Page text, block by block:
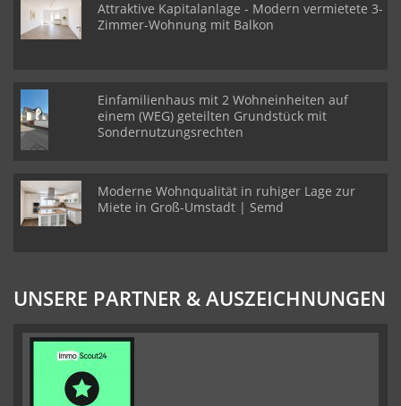
Attraktive Kapitalanlage - Modern vermietete 3-
Zimmer-Wohnung mit Balkon
Einfamilienhaus mit 2 Wohneinheiten auf
einem (WEG) geteilten Grundstück mit
Sondernutzungsrechten
Moderne Wohnqualität in ruhiger Lage zur
Miete in Groß-Umstadt | Semd
UNSERE PARTNER & AUSZEICHNUNGEN